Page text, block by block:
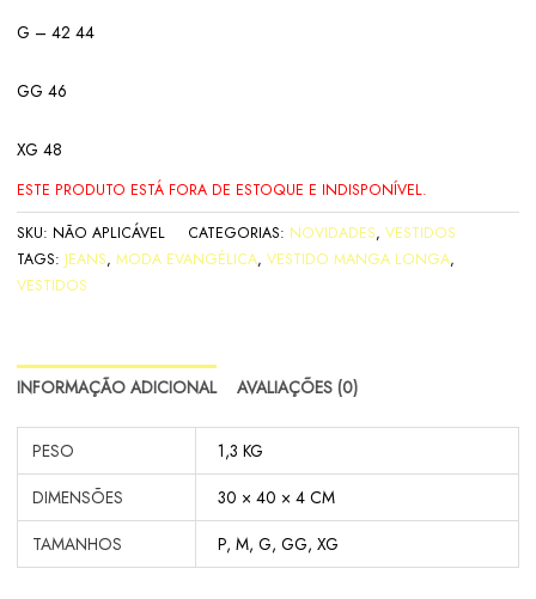
G – 42 44
GG 46
XG 48
ESTE PRODUTO ESTÁ FORA DE ESTOQUE E INDISPONÍVEL.
SKU: NÃO APLICÁVEL CATEGORIAS: NOVIDADES, VESTIDOS
TAGS: JEANS, MODA EVANGÉLICA, VESTIDO MANGA LONGA,
VESTIDOS
INFORMAÇÃO ADICIONAL AVALIAÇÕES (0)
PESO
1,3 KG
DIMENSÕES
30 × 40 × 4 CM
TAMANHOS
P, M, G, GG, XG